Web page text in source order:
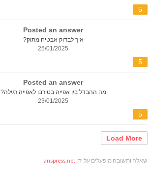
5
Posted an answer
איך לבדוק אבטיח מתוק?
25/01/2025
5
Posted an answer
מה ההבדל בין אפייה בטורבו לאפייה רגילה?
23/01/2025
5
Load More
שאלה ותשובה מופעלים על ידי anspress.net